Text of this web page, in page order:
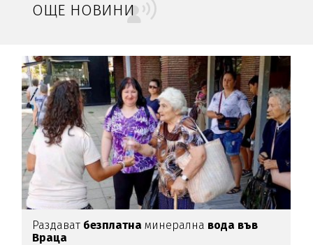
ОЩЕ НОВИНИ
Раздават безплатна минерална вода във
Враца